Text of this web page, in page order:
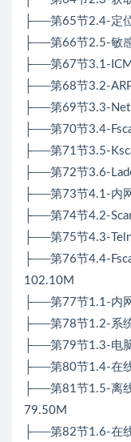
├──第65节2.4-定
├──第66节2.5-敏
├──第67节3.1-
├──第68节3.2-
├──第69节3.3-
├──第70节3.4-
├──第71节3.5-
├──第72节3.6-
├──第73节4.1-内
├──第74节4.2-
├──第75节4.3-
├──第76节4.4-
102.10M
├──第77节1.1-内
├──第78节1.2-系
├──第79节1.3-电
├──第80节1.4-在
├──第81节1.5-离
79.50M
├──第82节1.6-在